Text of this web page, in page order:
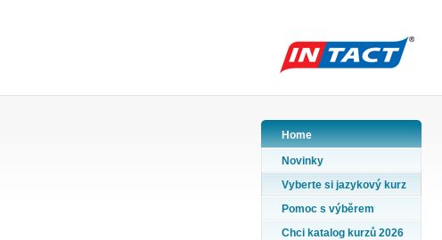
Home
Novinky
Vyberte si jazykový kurz
Pomoc s výběrem
Chci katalog kurzů 2026